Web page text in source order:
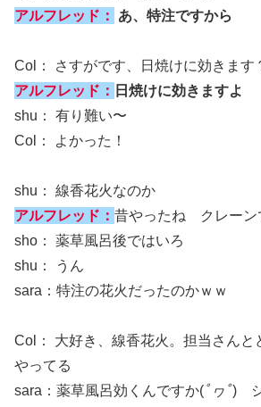
アルフレッド： あ、特注ですから
Col： さすがです、日焼けに効きます
アルフレッド： 日焼けに効きますよ
shu： 有り難い〜
Col： よかった！
shu： 線香花火なのか
アルフレッド： 昔やったね クレーン
sho： 薬草風呂後ではいろ
shu： うん
sara：特注の花火だったのかｗｗ
Col： 大好き、線香花火。担当さんと
やってる
sara：薬草風呂効くんですか(ﾟヮﾟ) シ